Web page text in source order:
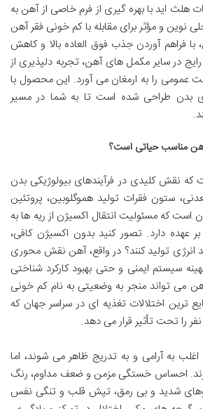
هلث اید با بهره گیری از فرم خاصی از آهن به
نوین و مؤثر برای مقابله با کم خونی فقر آهن
با فراهم آوردن جذب فوق العاده بالا و کاهش
در سایر مکمل های آهن، تجربه دلپذیری از
عمومی را به ارمغان می آورد. این محصول با
بدن طراحی شده است تا به شما در مسیر
مناسب حیاتی است؟
نقش کلیدی در فرآیندهای بیولوژیکی بدن
ستون فقرات تولید هموگلوبین، پروتئین
است که مسئولیت انتقال اکسیژن از ریه ها به
عهده دارد. تصور کنید بدون اکسیژن کافی،
انرژی تولید کنند؟ در واقع، آهن نقش محوری
سیستم ایمنی و حتی بهبود کارکرد شناختی
می تواند منجر به وضعیتی به نام کم خونی
ترین اختلالات تغذیه ای در سراسر جهان که
را تحت تأثیر قرار می دهد.
به آرامی و به تدریج ظاهر می شوند، اما
احساس خستگی مزمن و ضعف مداوم، رنگ
شدید و بی رمق، تپش قلب و تنگی نفس